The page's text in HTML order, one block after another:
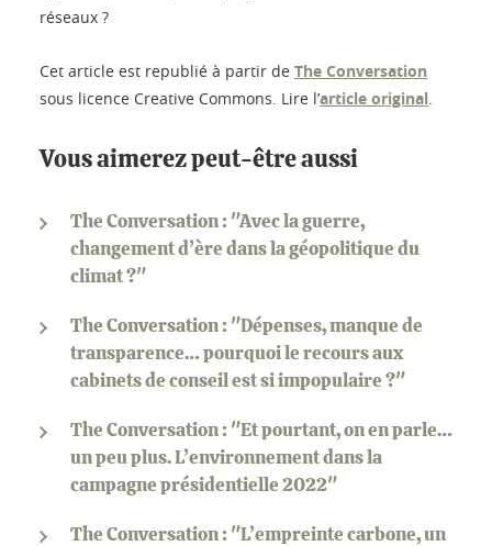
réseaux ?
Cet article est republié à partir de The Conversation
sous licence Creative Commons. Lire l’article original.
Vous aimerez peut-être aussi
The Conversation : "Avec la guerre,
changement d’ère dans la géopolitique du
climat ?"
The Conversation : "Dépenses, manque de
transparence… pourquoi le recours aux
cabinets de conseil est si impopulaire ?"
The Conversation : "Et pourtant, on en parle…
un peu plus. L’environnement dans la
campagne présidentielle 2022"
The Conversation : "L’empreinte carbone, un